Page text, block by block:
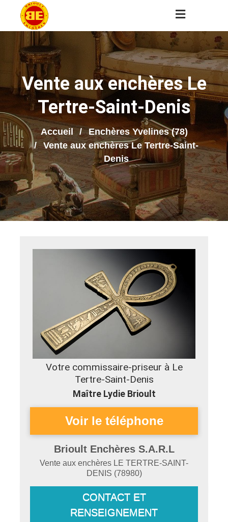
Vente aux enchères Le
Tertre-Saint-Denis
Accueil
Enchères Yvelines (78)
Vente aux enchères Le Tertre-Saint-
Denis
Votre commissaire-priseur à Le
Tertre-Saint-Denis
Maître Lydie Brioult
Brioult Enchères S.A.R.L
Vente aux enchères LE TERTRE-SAINT-
DENIS (78980)
CONTACT ET
RENSEIGNEMENT